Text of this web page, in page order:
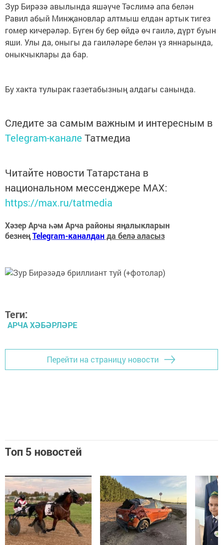
Зур Бирәзә авылында яшәүче Тәслимә апа белән
Равил абый Минҗановлар алтмыш елдан артык тигез
гомер кичерәләр. Бүген бу бер өйдә өч гаилә, дүрт буын
яши. Улы да, оныгы да гаиләләре белән үз яннарында,
оныкчыклары да бар.
Бу хакта тулырак газетабызның алдагы санында.
Следите за самым важным и интересным в
Telegram-канале Татмедиа
Читайте новости Татарстана в
национальном мессенджере MАХ:
https://max.ru/tatmedia
Хәзер Арча һәм Арча районы яңалыкларын
безнеңTelegram-каналданда белә аласыз
Теги:
АРЧА ХӘБӘРЛӘРЕ
Перейти на страницу новости
Топ 5 новостей